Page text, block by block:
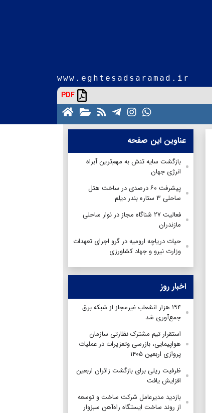
www.eghtesadsaramad.ir
PDF
عناوین این صفحه
بازگشت سایه تنش به مهم‌ترین آبراه
انرژی جهان
پیشرفت ۶۰ درصدی در ساخت هتل
ساحلی ۳ ستاره بندر دیلم
فعالیت ۲۷ شناگاه مجاز در نوار ساحلی
مازندران
حیات دریاچه ارومیه در گرو اجرای تعهدات
وزارت نیرو و جهاد کشاورزی
اخبار روز
۱۹۴ هزار انشعاب غیرمجاز از شبکه برق
جمع‌آوری شد
استقرار تیم مشترک نظارتی سازمان
هواپیمایی، بازرسی وتعزیرات در عملیات
پروازی اربعین ۱۴۰۵
ظرفیت ریلی برای بازگشت زائران اربعین
افزایش یافت
بازدید مدیرعامل شرکت ساخت و توسعه
از روند ساخت ایستگاه راه‌آهن سبزوار